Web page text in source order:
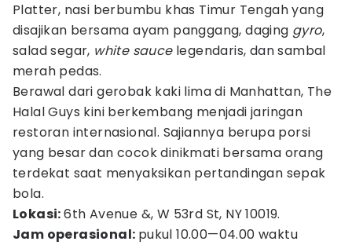
Platter, nasi berbumbu khas Timur Tengah yang
disajikan bersama ayam panggang, daging gyro,
salad segar, white saucelegendaris, dan sambal
merah pedas.
Berawal dari gerobak kaki lima di Manhattan, The
Halal Guys kini berkembang menjadi jaringan
restoran internasional. Sajiannya berupa porsi
yang besar dan cocok dinikmati bersama orang
terdekat saat menyaksikan pertandingan sepak
bola.
Lokasi:6th Avenue &, W 53rd St, NY 10019.
Jam operasional: pukul 10.00—04.00 waktu